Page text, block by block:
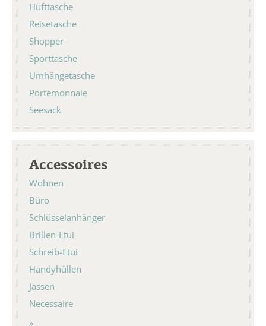
Hüfttasche
Reisetasche
Shopper
Sporttasche
Umhängetasche
Portemonnaie
Seesack
Accessoires
Wohnen
Büro
Schlüsselanhänger
Brillen-Etui
Schreib-Etui
Handyhüllen
Jassen
Necessaire